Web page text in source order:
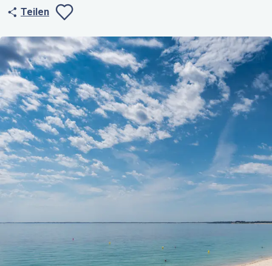
Teilen
Ajouter aux